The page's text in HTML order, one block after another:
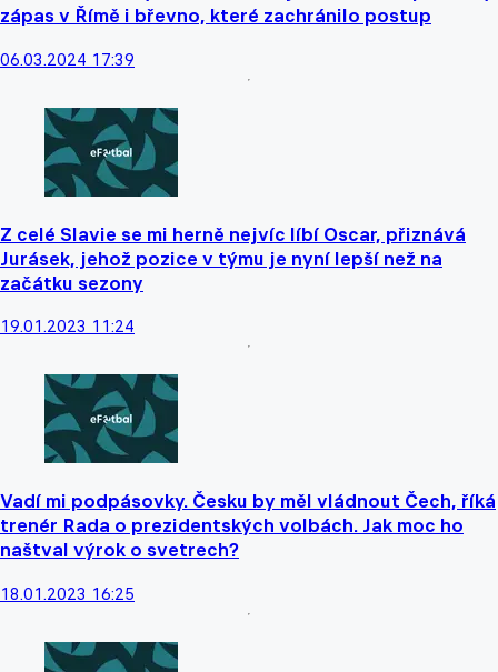
zápas v Římě i břevno, které zachránilo postup
06.03.2024 17:39
Z celé Slavie se mi herně nejvíc líbí Oscar, přiznává
Jurásek, jehož pozice v týmu je nyní lepší než na
začátku sezony
19.01.2023 11:24
Vadí mi podpásovky. Česku by měl vládnout Čech, říká
trenér Rada o prezidentských volbách. Jak moc ho
naštval výrok o svetrech?
18.01.2023 16:25